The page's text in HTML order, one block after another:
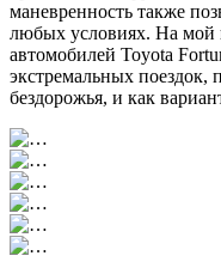
маневренность также
любых условиях. На мой
автомобилей Toyota
экстремальных поездок,
бездорожья, и как